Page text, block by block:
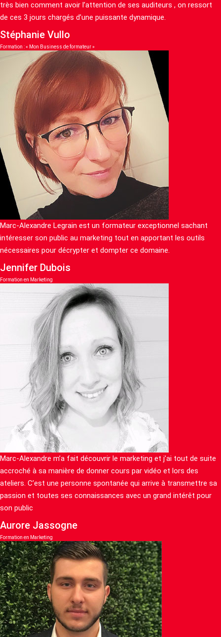
très bien comment avoir l’attention de ses auditeurs , on ressort
de ces 3 jours chargés d’une puissante dynamique.
Stéphanie Vullo
Formation : « Mon Business de formateur »
Marc-Alexandre Legrain est un formateur exceptionnel sachant
intéresser son public au marketing tout en apportant les outils
nécessaires pour décrypter et dompter ce domaine.
Jennifer Dubois
Formation en Marketing
Marc-Alexandre m’a fait découvrir le marketing et j’ai tout de suite
accroché à sa manière de donner cours par vidéo et lors des
ateliers. C’est une personne spontanée qui arrive à transmettre sa
passion et toutes ses connaissances avec un grand intérêt pour
son public
Aurore Jassogne
Formation en Marketing